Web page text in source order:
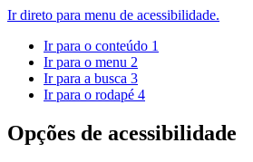
Ir direto para menu de acessibilidade.
Ir para o conteúdo 1
Ir para o menu 2
Ir para a busca 3
Ir para o rodapé 4
Opções de acessibilidade